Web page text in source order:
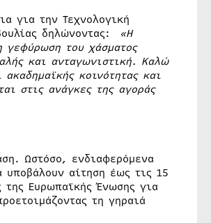
για την Τεχνολογική
δηλώνοντας:
«Η
γεφύρωση του χάσματος
και ανταγωνιστική. Καλώ
κοινότητας και
στις ανάγκες της αγοράς
Ωστόσο, ενδιαφερόμενα
αίτηση έως τις 15
της Ευρωπαϊκής Ένωσης για
τη γηραιά